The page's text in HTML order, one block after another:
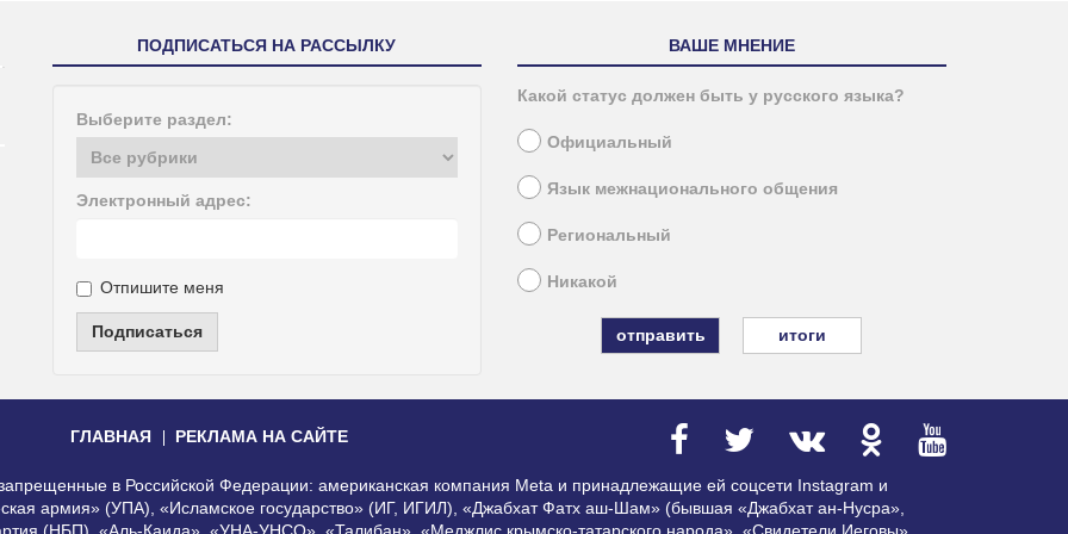
ПОДПИСАТЬСЯ НА РАССЫЛКУ
Выберите раздел:
Электронный адрес:
Отпишите меня
Подписаться
ВАШЕ МНЕНИЕ
Какой статус должен быть у русского языка?
Официальный
Язык межнационального общения
Региональный
Никакой
итоги
ГЛАВНАЯ РЕКЛАМА НА САЙТЕ
запрещенные в Российской Федерации: американская компания Meta и принадлежащие ей соцсети Instagram и
армия» (УПА), «Исламское государство» (ИГ, ИГИЛ), «Джабхат Фатх аш-Шам» (бывшая «Джабхат ан-Нусра»,
(НБП), «Аль-Каида», «УНА-УНСО», «Талибан», «Меджлис крымско-татарского народа», «Свидетели Иеговы»,